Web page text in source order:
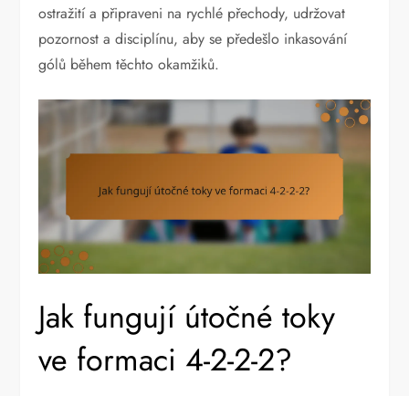
ostražití a připraveni na rychlé přechody, udržovat
pozornost a disciplínu, aby se předešlo inkasování
gólů během těchto okamžiků.
Jak fungují útočné toky
ve formaci 4-2-2-2?